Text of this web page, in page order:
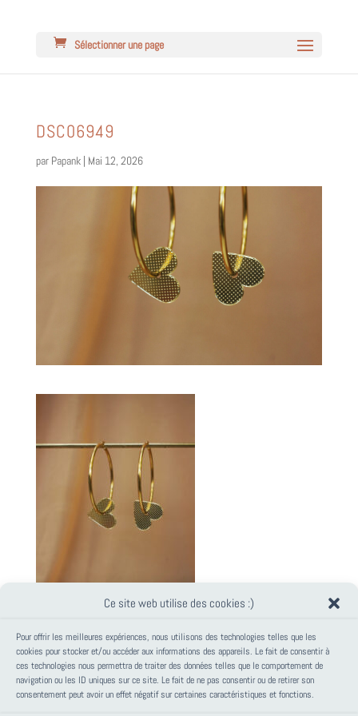
Ce site web utilise des cookies :)
Pour offrir les meilleures expériences, nous utilisons des technologies telles que les
cookies pour stocker et/ou accéder aux informations des appareils. Le fait de consentir à
ces technologies nous permettra de traiter des données telles que le comportement de
navigation ou les ID uniques sur ce site. Le fait de ne pas consentir ou de retirer son
consentement peut avoir un effet négatif sur certaines caractéristiques et fonctions.
Sélectionner une page
DSC06949
par Papank| Mai 12, 2026
PANIER
Votre panier est vide.